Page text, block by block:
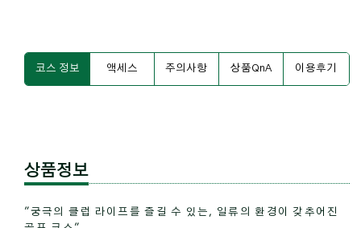
코스 정보 액세스 주의사항 상품QnA 이용후기
상품정보
"궁극의 클럽 라이프를 즐길 수 있는, 일류의 환경이 갖추어진